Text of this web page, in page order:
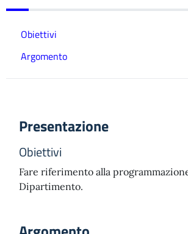
Obiettivi
Argomento
Presentazione
Obiettivi
Fare riferimento alla
Dipartimento.